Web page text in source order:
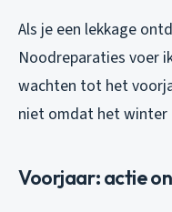
Als je een lekkage
Noodreparaties voer
wachten tot het
niet omdat het winter
Voorjaar: actie